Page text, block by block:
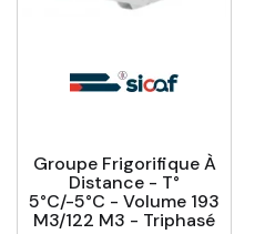
Groupe Frigorifique À
Distance - T°
5°C/-5°C - Volume 193
M3/122 M3 - Triphasé